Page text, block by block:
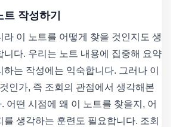
작성하기
라 이 노트를 어떻게 찾을 것인지도 생
니다. 우리는 노트 내용에 집중해 요약
는 작성에는 익숙합니다. 그러나 이
인가, 즉 조회의 관점에서 생각해본
어떤 시점에 왜 이 노트를 찾을지, 어
를 생각하는 훈련도 필요합니다. 조회